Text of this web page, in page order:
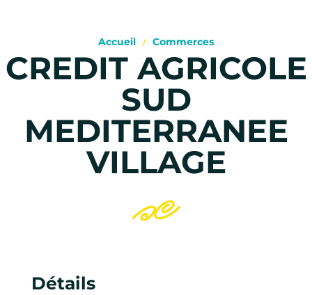
Accueil Commerces
CREDIT AGRICOLE
SUD
MEDITERRANEE
VILLAGE
Détails